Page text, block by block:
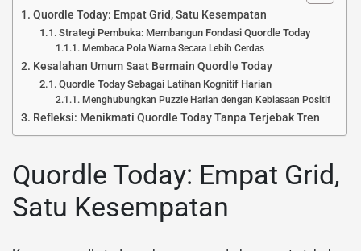
Quordle Today: Empat Grid, Satu Kesempatan
Strategi Pembuka: Membangun Fondasi Quordle Today
Membaca Pola Warna Secara Lebih Cerdas
Kesalahan Umum Saat Bermain Quordle Today
Quordle Today Sebagai Latihan Kognitif Harian
Menghubungkan Puzzle Harian dengan Kebiasaan Positif
Refleksi: Menikmati Quordle Today Tanpa Terjebak Tren
Quordle Today: Empat Grid,
Satu Kesempatan